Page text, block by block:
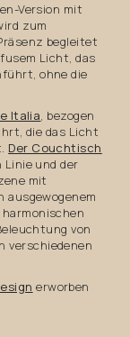
Version mit
zum
begleitet
Licht, das
ohne die
Italia, bezogen
die das Licht
Der Couchtisch
und der
mit
ausgewogenem
von
verschiedenen
erworben